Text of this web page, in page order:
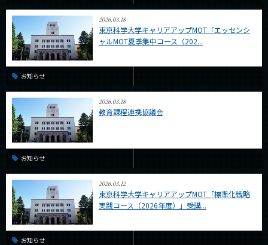
2026.03.18
東京科学大学キャリアアップMOT「エッセンシ
ャルMOT夏季集中コース（202...
お知らせ
2026.03.18
教育課程連携協議会
お知らせ
2026.03.12
東京科学大学キャリアアップMOT「標準化戦略
実践コース（2026年度）」受講...
お知らせ